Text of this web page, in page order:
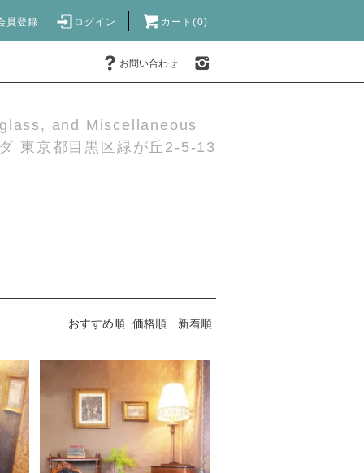
員登録 ログイン カート(0)
お問い合わせ
and Miscellaneous
東京都目黒区緑が丘2-5-13
おすすめ順 価格順 新着順